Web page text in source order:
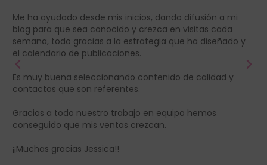
Me ha ayudado desde mis inicios, dando difusión a mi
blog para que sea conocido y crezca en visitas cada
semana, todo gracias a la estrategia que ha diseñado y
el calendario de publicaciones.
Es muy buena seleccionando contenido de calidad y
contactos que son referentes.
Gracias a todo nuestro trabajo en equipo hemos
conseguido que mis ventas crezcan.
¡¡Muchas gracias Jessica!!